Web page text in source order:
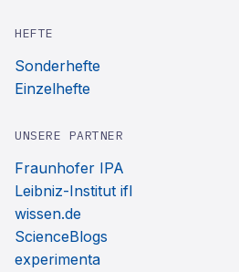
HEFTE
Sonderhefte
Einzelhefte
UNSERE PARTNER
Fraunhofer IPA
Leibniz-Institut ifl
wissen.de
ScienceBlogs
experimenta